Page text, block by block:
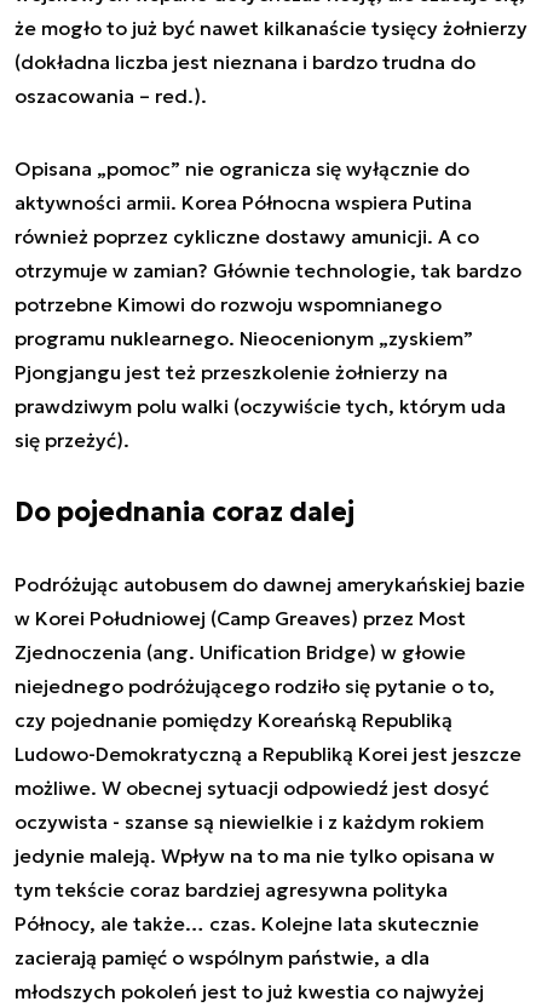
że mogło to już być nawet kilkanaście tysięcy żołnierzy
(dokładna liczba jest nieznana i bardzo trudna do
oszacowania – red.).
Opisana „pomoc” nie ogranicza się wyłącznie do
aktywności armii. Korea Północna wspiera Putina
również poprzez cykliczne dostawy amunicji. A co
otrzymuje w zamian? Głównie technologie, tak bardzo
potrzebne Kimowi do rozwoju wspomnianego
programu nuklearnego. Nieocenionym „zyskiem”
Pjongjangu jest też przeszkolenie żołnierzy na
prawdziwym polu walki (oczywiście tych, którym uda
się przeżyć).
Do pojednania coraz dalej
Podróżując autobusem do dawnej amerykańskiej bazie
w Korei Południowej (Camp Greaves) przez Most
Zjednoczenia (ang. Unification Bridge) w głowie
niejednego podróżującego rodziło się pytanie o to,
czy pojednanie pomiędzy Koreańską Republiką
Ludowo-Demokratyczną a Republiką Korei jest jeszcze
możliwe. W obecnej sytuacji odpowiedź jest dosyć
oczywista - szanse są niewielkie i z każdym rokiem
jedynie maleją. Wpływ na to ma nie tylko opisana w
tym tekście coraz bardziej agresywna polityka
Północy, ale także… czas. Kolejne lata skutecznie
zacierają pamięć o wspólnym państwie, a dla
młodszych pokoleń jest to już kwestia co najwyżej